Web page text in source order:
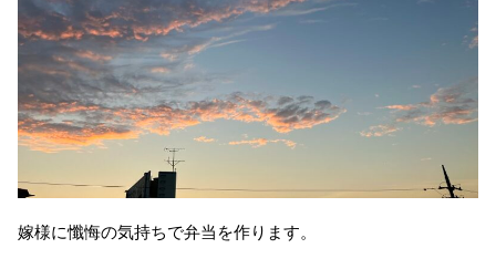
嫁様に懺悔の気持ちで弁当を作ります。